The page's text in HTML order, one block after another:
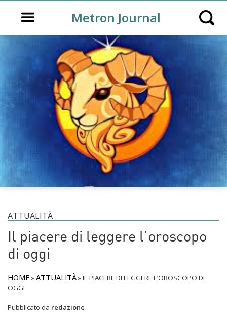
Open main menuMetron Journal Open
ATTUALITÀ
Il piacere di leggere l’oroscopo
di oggi
HOME »ATTUALITÀ»IL PIACERE DI LEGGERE L’OROSCOPO DI
OGGI
Pubblicato da redazione